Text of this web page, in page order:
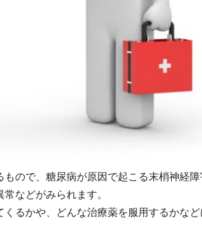
ので、糖尿病が原因で起こる末梢神経
などがみられます。
るかや、どんな治療薬を服用するかな